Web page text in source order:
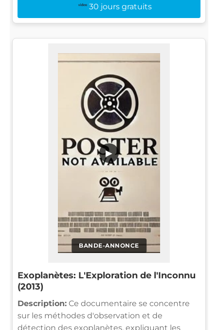
30 jours gratuits
BANDE-ANNONCE
▶
Exoplanètes: L'Exploration de l'Inconnu
(2013)
Description: Ce documentaire se concentre
sur les méthodes d'observation et de
détection des exoplanètes, expliquant les